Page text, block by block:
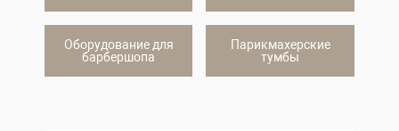
Оборудование для
барбершопа
Парикмахерские
тумбы